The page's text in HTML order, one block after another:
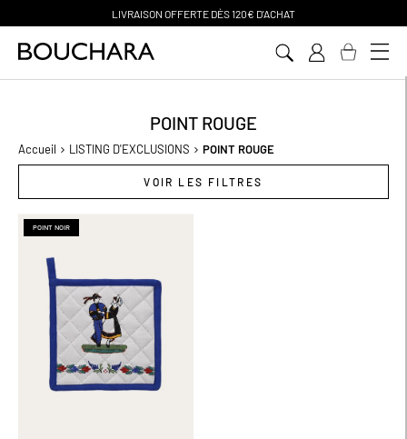
POINT ROUGE
Accueil LISTING D'EXCLUSIONS POINT ROUGE
VOIR LES FILTRES
POINT NOIR